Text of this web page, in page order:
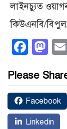
লাইনচ্যুত
কিউএনবি/
Please
Facebook
Linkedin